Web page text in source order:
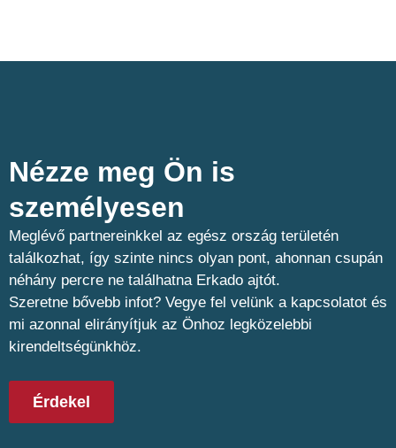
Nézze meg Ön is
személyesen​
Meglévő partnereinkkel az egész ország területén
találkozhat, így szinte nincs olyan pont, ahonnan csupán
néhány percre ne találhatna Erkado ajtót.
Szeretne bővebb infot? Vegye fel velünk a kapcsolatot és
mi azonnal elirányítjuk az Önhoz legközelebbi
kirendeltségünkhöz.
Érdekel